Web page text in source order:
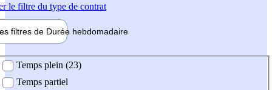
le filtre du type de contrat
filtres de Durée hebdomadaire
Temps plein (23)
Temps partiel